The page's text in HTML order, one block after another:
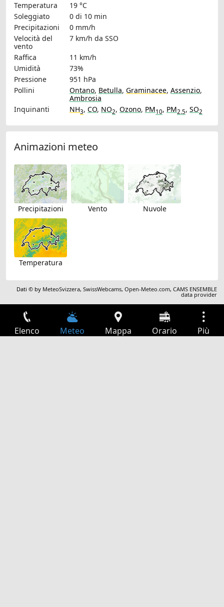
Temperatura
19 °C
Soleggiato
0 di 10 min
Precipitazioni
0 mm/h
Velocità del
vento
7 km/h da SSO
Raffica
11 km/h
Umidità
73%
Pressione
951 hPa
Pollini
Ontano, Betulla, Graminacee, Assenzio,
Ambrosia
Inquinanti
NH3, CO, NO2, Ozono, PM10, PM2.5, SO2
Animazioni meteo
Precipitazioni Vento Nuvole
Temperatura
Dati © by MeteoSvizzera,SwissWebcams,Open-Meteo.com,CAMS ENSEMBLE
data provider
Elenco Meteo Mappa Orario Più